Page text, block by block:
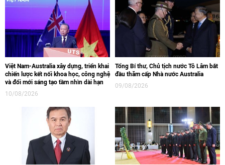
Việt Nam-Australia xây dựng, triển khai
chiến lược kết nối khoa học, công nghệ
và đổi mới sáng tạo tầm nhìn dài hạn
10/08/2026
Tổng Bí thư, Chủ tịch nước Tô Lâm bắt
đầu thăm cấp Nhà nước Australia
09/08/2026